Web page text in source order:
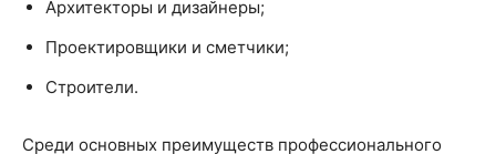
Архитекторы и дизайнеры;
Проектировщики и сметчики;
Строители.
Среди основных преимуществ профессионального